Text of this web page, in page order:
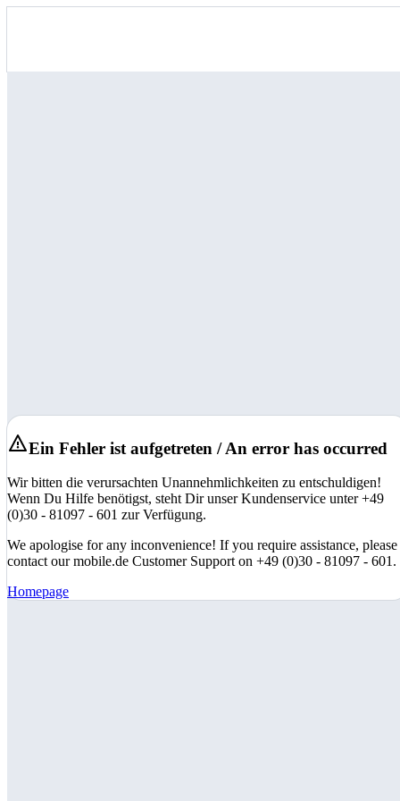
Ein Fehler ist aufgetreten / An error has occurred
Wir bitten die verursachten Unannehmlichkeiten zu entschuldigen!
Wenn Du Hilfe benötigst, steht Dir unser Kundenservice unter +49
(0)30 - 81097 - 601 zur Verfügung.
We apologise for any inconvenience! If you require assistance, please
contact our mobile.de Customer Support on +49 (0)30 - 81097 - 601.
Homepage